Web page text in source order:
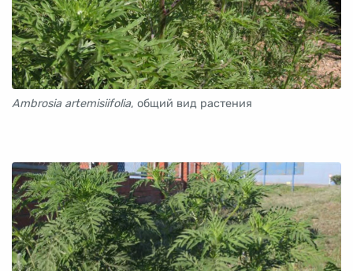
Ambrosia artemisiifolia, общий вид растения